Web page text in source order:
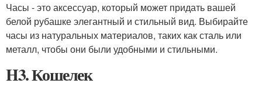
Часы - это аксессуар, который может придать вашей
белой рубашке элегантный и стильный вид. Выбирайте
часы из натуральных материалов, таких как сталь или
металл, чтобы они были удобными и стильными.
H3. Кошелек